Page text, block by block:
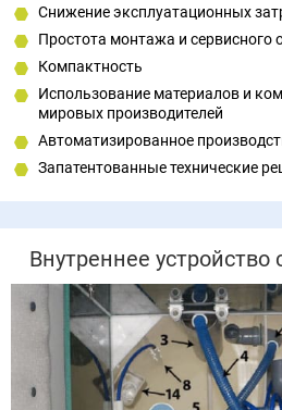
Снижение эксплуатационных
Простота монтажа и сервисного
Компактность
Использование материалов и
мировых производителей
Автоматизированное
Запатентованные технические
Внутреннее устройство